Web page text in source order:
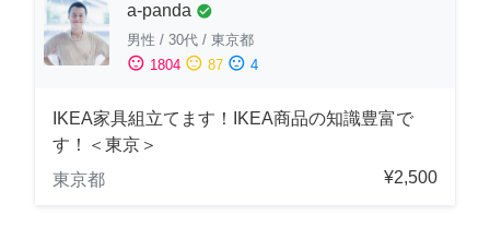
a-panda check_circle
男性 / 30代 / 東京都
sentiment_satisfied 1804 sentiment_neutral 87 sentiment_dissatisfied 4
IKEA家具組立てます！IKEA商品の知識豊富で
す！＜東京＞
東京都
¥2,500